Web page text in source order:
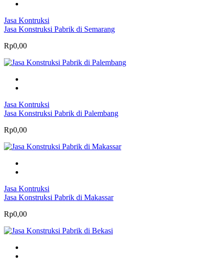
Jasa Kontruksi
Jasa Konstruksi Pabrik di Semarang
Rp0,00
Jasa Kontruksi
Jasa Konstruksi Pabrik di Palembang
Rp0,00
Jasa Kontruksi
Jasa Konstruksi Pabrik di Makassar
Rp0,00